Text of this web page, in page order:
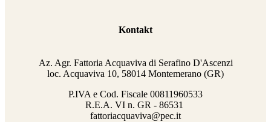
Kontakt
Az. Agr. Fattoria Acquaviva di Serafino D'Ascenzi
loc. Acquaviva 10, 58014 Montemerano (GR)
P.IVA e Cod. Fiscale 00811960533
R.E.A. VI n. GR - 86531
fattoriacquaviva@pec.it